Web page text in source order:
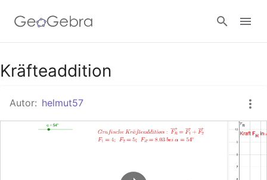
Google Classroom
GeoGebra Classroom
Kräfteaddition
Autor: helmut57